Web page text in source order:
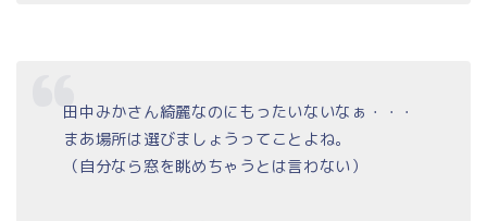
田中みかさん綺麗なのにもったいないなぁ・・・
まあ場所は選びましょうってことよね。
（自分なら窓を眺めちゃうとは言わない）